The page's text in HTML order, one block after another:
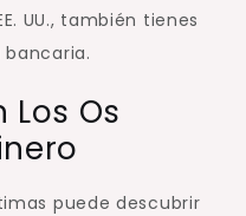
UU., también tienes
Os
puede descubrir